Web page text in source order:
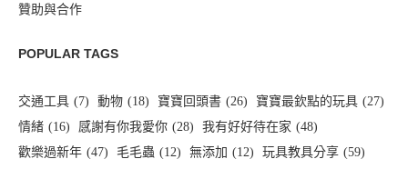
贊助與合作
POPULAR TAGS
交通工具 (7) 動物 (18) 寶寶回頭書 (26) 寶寶最欽點的玩具 (27)
情緒 (16) 感謝有你我愛你 (28) 我有好好待在家 (48)
歡樂過新年 (47) 毛毛蟲 (12) 無添加 (12) 玩具教具分享 (59)